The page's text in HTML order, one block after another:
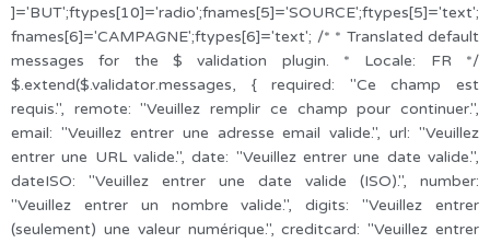
]='BUT';ftypes[10]='radio';fnames[5]='SOURCE';ftypes[5]='text';
fnames[6]='CAMPAGNE';ftypes[6]='text'; /* * Translated default
messages for the $ validation plugin. * Locale: FR */
$.extend($.validator.messages, { required: "Ce champ est
requis.", remote: "Veuillez remplir ce champ pour continuer.",
email: "Veuillez entrer une adresse email valide.", url: "Veuillez
entrer une URL valide.", date: "Veuillez entrer une date valide.",
dateISO: "Veuillez entrer une date valide (ISO).", number:
"Veuillez entrer un nombre valide.", digits: "Veuillez entrer
(seulement) une valeur numérique.", creditcard: "Veuillez entrer